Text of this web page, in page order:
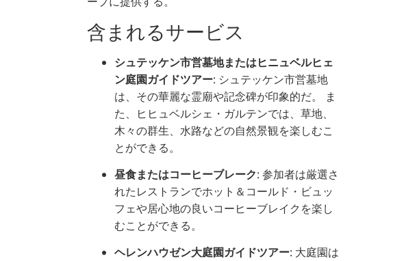
含まれるサービス
シュテッケン市営墓地またはヒニュベルヒェ
ン庭園ガイドツアー: シュテッケン市営墓地
は、その華麗な霊廟や記念碑が印象的だ。
ま
た、ヒヒュベルシェ・ガルテンでは、草地、
木々の群生、水路などの自然景観を楽しむこ
とができる。
昼食またはコーヒーブレーク: 参加者は厳選さ
れたレストランでホット＆コールド・ビュッ
フェや居心地の良いコーヒーブレイクを楽し
むことができる。
ヘレンハウゼン大庭園ガイドツアー: 大庭園は